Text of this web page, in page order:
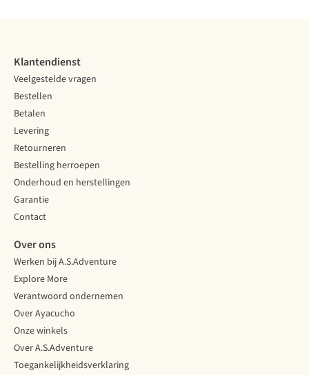
Klantendienst
Veelgestelde vragen
Bestellen
Betalen
Levering
Retourneren
Bestelling herroepen
Onderhoud en herstellingen
Garantie
Contact
Over ons
Werken bij A.S.Adventure
Explore More
Verantwoord ondernemen
Over Ayacucho
Onze winkels
Over A.S.Adventure
Toegankelijkheidsverklaring